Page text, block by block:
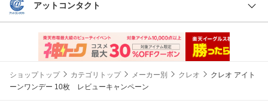
アットコンタクト
ショップトップ カテゴリトップ メーカー別 クレオ
クレオ アイト
ーンワンデー 10枚 レビューキャンペーン